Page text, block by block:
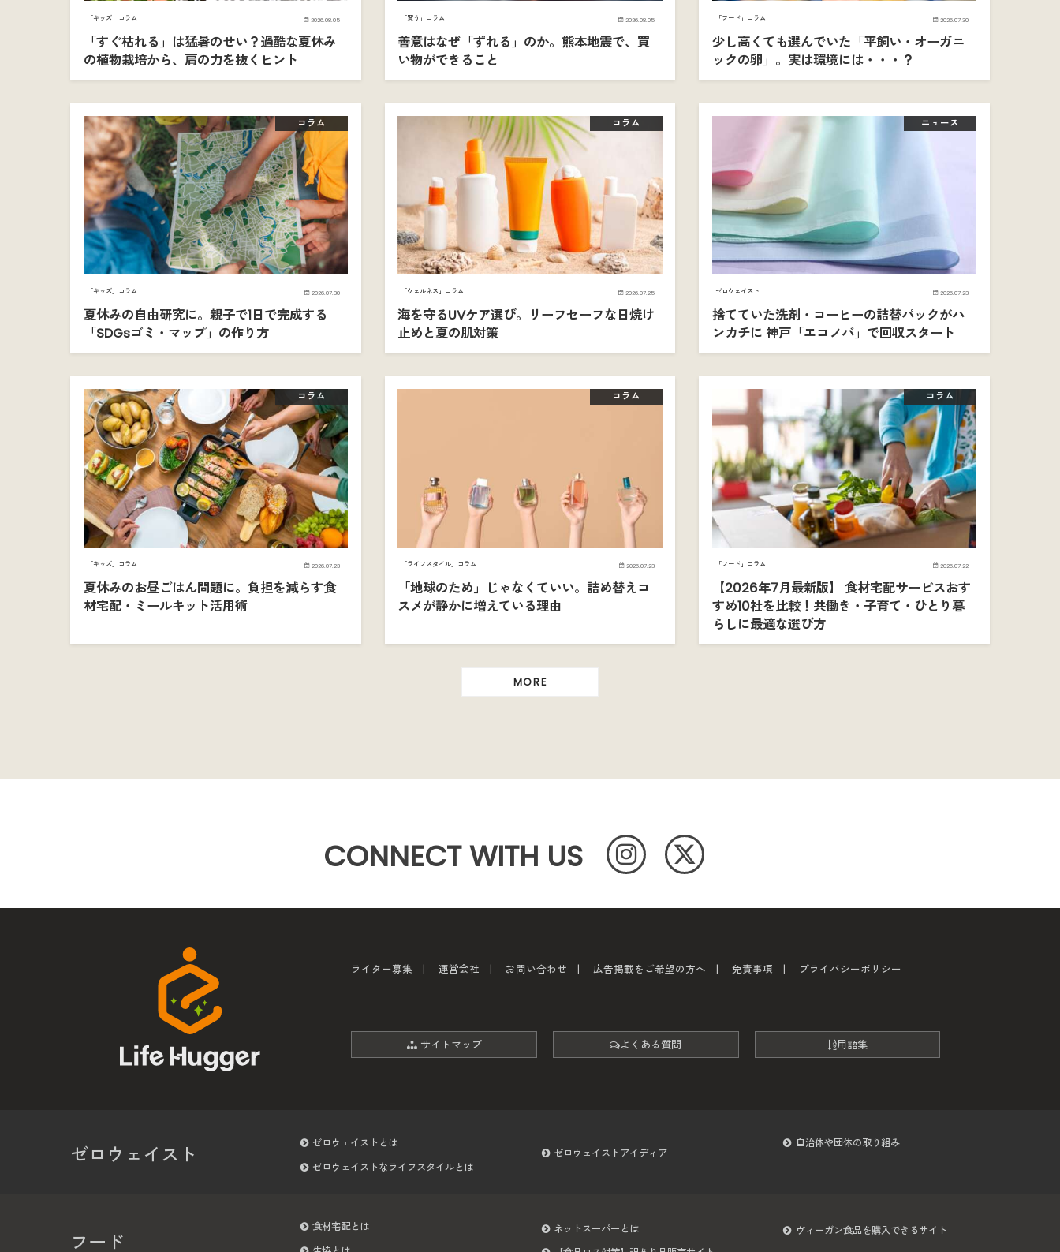
「キッズ」コラム 2026.08.05
「すぐ枯れる」は猛暑のせい？過酷な夏休み
の植物栽培から、肩の力を抜くヒント
「買う」コラム 2026.08.05
善意はなぜ「ずれる」のか。熊本地震で、買
い物ができること
「フード」コラム 2026.07.30
少し高くても選んでいた「平飼い・オーガニ
ックの卵」。実は環境には・・・？
コラム
「キッズ」コラム 2026.07.30
夏休みの自由研究に。親子で1日で完成する
「SDGsゴミ・マップ」の作り方
コラム
「ウェルネス」コラム 2026.07.25
海を守るUVケア選び。リーフセーフな日焼け
止めと夏の肌対策
ニュース
ゼロウェイスト 2026.07.23
捨てていた洗剤・コーヒーの詰替パックがハ
ンカチに 神戸「エコノバ」で回収スタート
コラム
「キッズ」コラム 2026.07.23
夏休みのお昼ごはん問題に。負担を減らす食
材宅配・ミールキット活用術
コラム
「ライフスタイル」コラム 2026.07.23
「地球のため」じゃなくていい。詰め替えコ
スメが静かに増えている理由
コラム
「フード」コラム 2026.07.22
【2026年7月最新版】 食材宅配サービスおす
すめ10社を比較！共働き・子育て・ひとり暮
らしに最適な選び方
MORE
CONNECT WITH US
ライター募集 運営会社 お問い合わせ 広告掲載をご希望の方へ 免責事項 プライバシーポリシー
サイトマップ よくある質問 用語集
ゼロウェイスト
ゼロウェイストとは
ゼロウェイストなライフスタイルとは
ゼロウェイストアイディア
自治体や団体の取り組み
フード
食材宅配とは
ネットスーパーとは
ヴィーガン食品を購入できるサイト